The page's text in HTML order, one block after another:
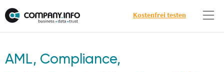
Kostenfrei testen
AML, Compliance,